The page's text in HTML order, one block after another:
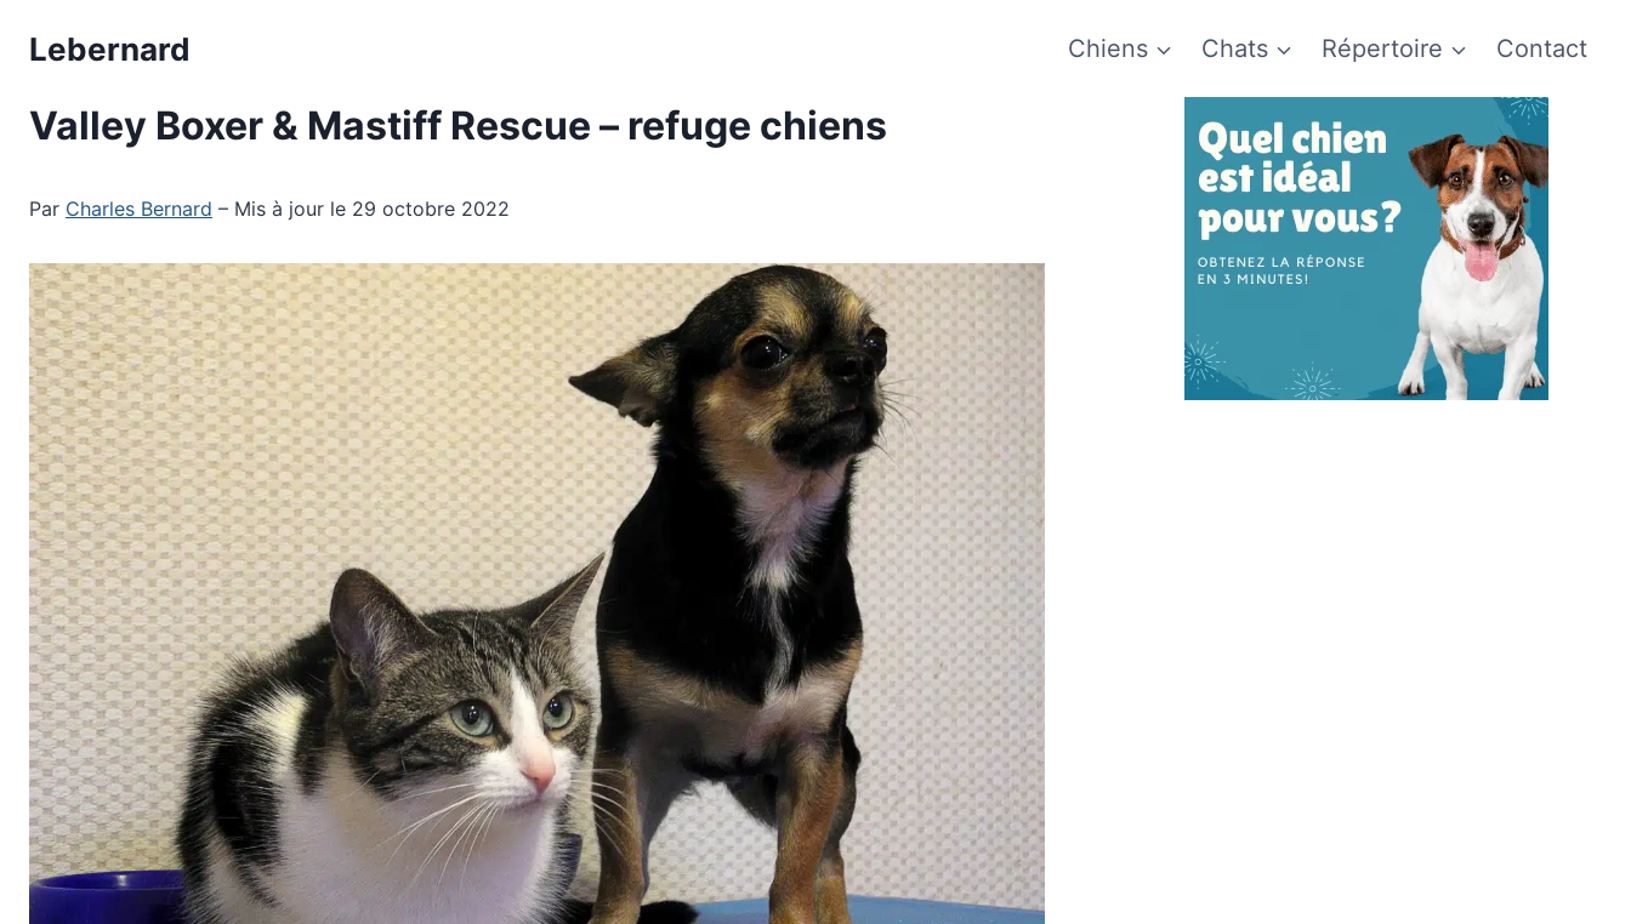
Lebernard Chiens Chats Répertoire Contact
Valley Boxer & Mastiff Rescue – refuge chiens
Par Charles Bernard – Mis à jour le 29 octobre 2022